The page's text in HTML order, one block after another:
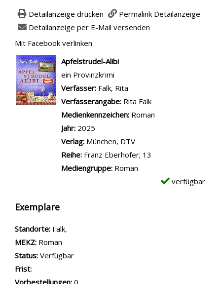
Detailanzeige drucken
Permalink Detailanzeige
Detailanzeige per E-Mail versenden
Mit Facebook verlinken
wird in neuem Tab geöffnet
Apfelstrudel-Alibi
ein Provinzkrimi
Verfasser: Suche nach diesem Verfasser
Falk, Rita
Verfasserangabe: Rita Falk
Medienkennzeichen: Roman
Jahr: 2025
Verlag: München, DTV
Reihe: Franz Eberhofer; 13
Mediengruppe: Roman
verfügbar
Exemplare
Standorte: Falk,
MEKZ: Roman
Status: Verfügbar
Frist:
Vorbestellungen: 0